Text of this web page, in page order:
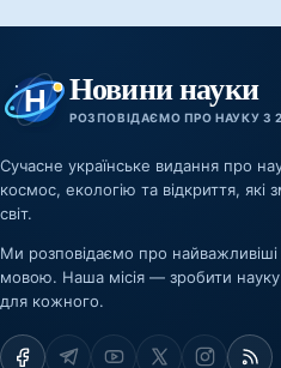
Новини науки
РОЗПОВІДАЄМО ПРО НАУКУ З
Сучасне українське видання про
космос, екологію та відкриття,
світ.
Ми розповідаємо про
мовою. Наша місія — зробити
для кожного.